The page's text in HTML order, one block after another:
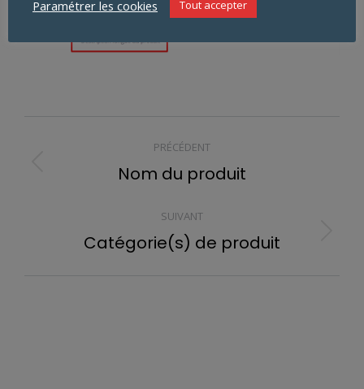
NAVIGATION
ARTICLE
PRÉCÉDENT
Article
:
Nom du produit
SUIVANT
Article
Catégorie(s) de produit
Paramétrer les cookies
Tout accepter